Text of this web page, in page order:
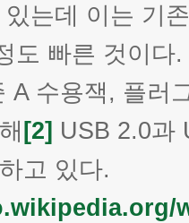
있는데 이는 기
도 빠른 것이다
A 수용잭, 플러
[2] USB 2.0과
고 있다.